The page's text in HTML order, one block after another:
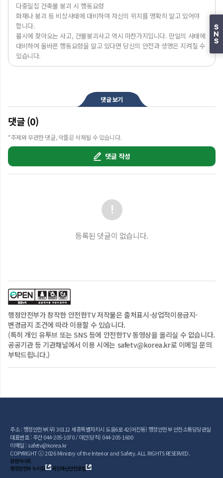
S
N
S
다중밀집 건축물 붕괴 시 행동요령
화재나 붕괴 등 비상사태에 대비하여 자신의 위치를 명확히 알고 있어야
합니다.
불시에 찾아오는 사고, 건물붕괴사고 역시 마찬가지입니다. 만일의 사태에
대비하여 올바른 행동요령을 알고 있다면 당신의 안전과 생명은 지켜질 수
있습니다.
엘리베이터나 계단 등의 강한벽체, 건물 안 큰 기둥 옆의 안전한 곳으로
임시대피합니다.
대피할 때에는 가방 등으로 머리와 얼굴을 보호하고, 입과 코는 옷이나
천으로 가려 먼지 흡입을 최소화합니다.
만일 붕괴된 건물 내에 같히게 된 경우 불필요하게 체력을 소모하지 말고
주위를 밝힐 수 있는 것으로 시야를 확보하고 벽이나 파이프 등을
규칙적으로 두드려 자신의 위치를 알림으로 구조를 요청하거나 휴대전화로
119에 신고합니다.
건물 밖에 있을 경우에는 가방이나 손으로 머리를 보호하며, 건물과 거리를
예고 없이 찾아오는 건물 붕괴사고, 올바른 대처가 우리의 생명과 안전을
댓글 보기
댓글 (0)
*주제와 무관한 댓글, 악플은 삭제될 수 있습니다.
댓글 작성
등록된 댓글이 없습니다.
행정안전부가 창작한 안전한TV 저작물은출처표시-상업적이용금지-
변경금지 조건에 따라 이용할 수 있습니다.
(특히 개인 유투브 또는 SNS 등에 안전한TV 동영상을 올리실 수 없습니다.
공공기관 등 기관채널에서 이용 시에는 safetv@korea.kr로 이메일 문의
부탁드립니다.)
주소 : 행정안전부(우) 30112 세종특별자치시 도움6로 42(어진동) 행정안전부 안전소통담당관실
대표번호 : 주간 044-205-1070 / 야간(당직) 044-205-1600
이메일 : safetv@korea.kr
COPYRIGHT ⓒ 2026 Ministry of the Interior and Safety. ALL RIGHTS RESERVED.
관련사이트
행정안전부 누리집
국민재난안전포털